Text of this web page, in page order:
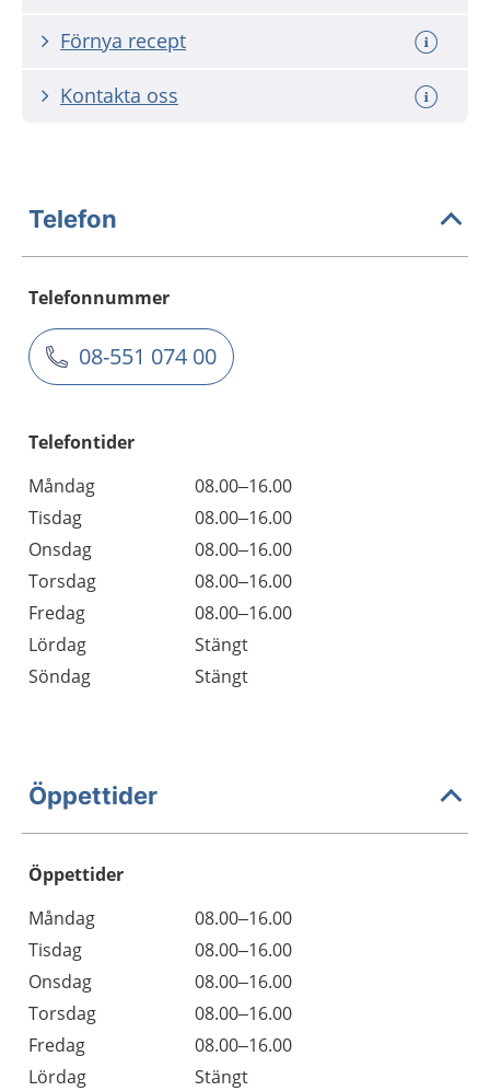
Förnya recept
Kontakta oss
Telefon
Telefonnummer
08-551 074 00
Telefontider
Måndag
08.00–16.00
Tisdag
08.00–16.00
Onsdag
08.00–16.00
Torsdag
08.00–16.00
Fredag
08.00–16.00
Lördag
Stängt
Söndag
Stängt
Öppettider
Öppettider
Dag
Öppettider
Kommentarer
Måndag
08.00–16.00
Tisdag
08.00–16.00
Onsdag
08.00–16.00
Torsdag
08.00–16.00
Fredag
08.00–16.00
Lördag
Stängt